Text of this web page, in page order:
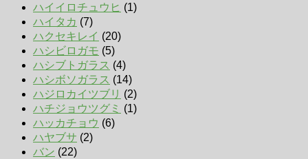
ハイイロチュウヒ (1)
ハイタカ (7)
ハクセキレイ (20)
ハシビロガモ (5)
ハシブトガラス (4)
ハシボソガラス (14)
ハジロカイツブリ (2)
ハチジョウツグミ (1)
ハッカチョウ (6)
ハヤブサ (2)
バン (22)